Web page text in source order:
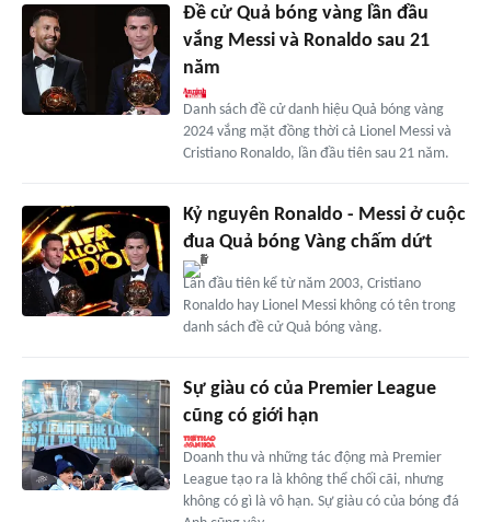
Đề cử Quả bóng vàng lần đầu
vắng Messi và Ronaldo sau 21
năm
Danh sách đề cử danh hiệu Quả bóng vàng
2024 vắng mặt đồng thời cả Lionel Messi và
Cristiano Ronaldo, lần đầu tiên sau 21 năm.
Kỷ nguyên Ronaldo - Messi ở cuộc
đua Quả bóng Vàng chấm dứt
Lần đầu tiên kể từ năm 2003, Cristiano
Ronaldo hay Lionel Messi không có tên trong
danh sách đề cử Quả bóng vàng.
Sự giàu có của Premier League
cũng có giới hạn
Doanh thu và những tác động mà Premier
League tạo ra là không thể chối cãi, nhưng
không có gì là vô hạn. Sự giàu có của bóng đá